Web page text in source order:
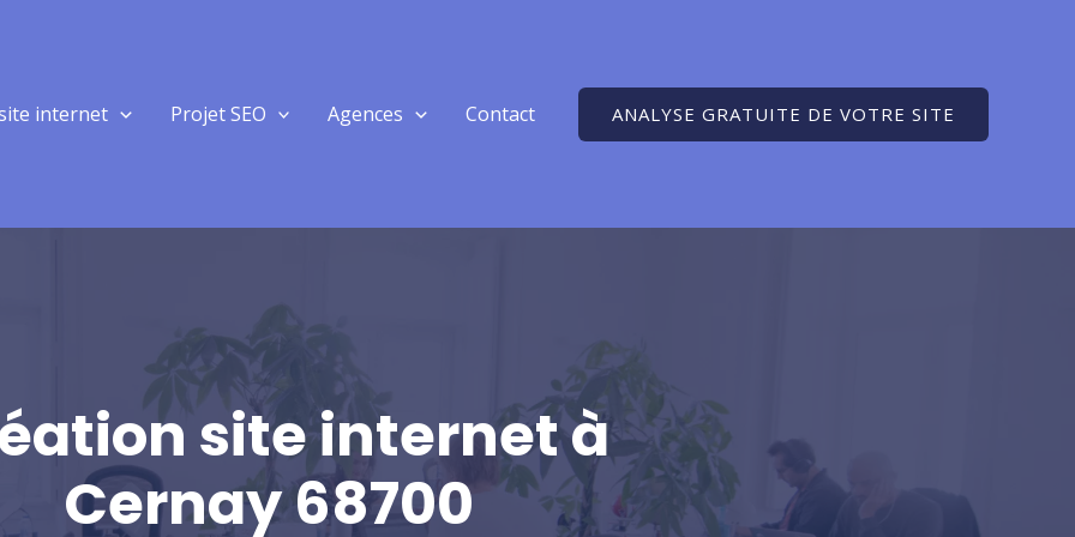
internet
Projet SEO Agences Contact ANALYSE GRATUITE DE VOTRE SITE
site internet à
Cernay 68700